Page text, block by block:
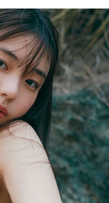
向ゆか（撮影／小